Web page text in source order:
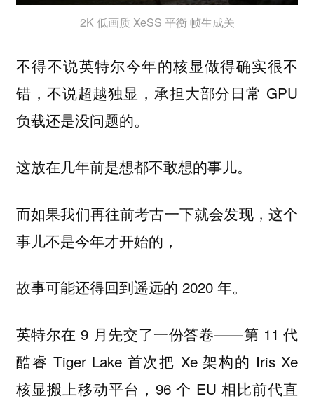
2K 低画质 XeSS 平衡 帧生成关
不得不说英特尔今年的核显做得确实很不
错，不说超越独显，承担大部分日常 GPU
负载还是没问题的。
这放在几年前是想都不敢想的事儿。
而如果我们再往前考古一下就会发现，这个
事儿不是今年才开始的，
故事可能还得回到遥远的 2020 年。
英特尔在 9 月先交了一份答卷——第 11 代
酷睿 Tiger Lake 首次把 Xe 架构的 Iris Xe
核显搬上移动平台，96 个 EU 相比前代直